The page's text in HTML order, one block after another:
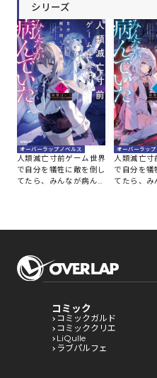
シリーズ
オーバーラップノベルス
人類滅亡寸前ゲーム世界
で自分を犠牲に敵を倒し
てたら、みんなが病んで
オーバーラップ
人類滅亡寸
で自分を犠
てたら、み
コミック
コミックガルド
コミッククリエ
LiQulle
ラブパルフェ